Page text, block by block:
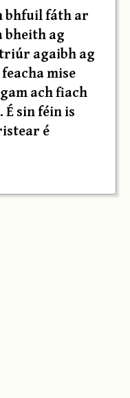
bhfuil fáth ar
bheith ag
agaibh ag
mise
ach fiach
sin féin is
é